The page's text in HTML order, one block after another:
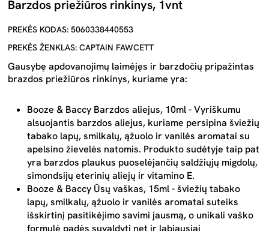
Barzdos priežiūros rinkinys, 1vnt
PREKĖS KODAS: 5060338440553
PREKĖS ŽENKLAS: CAPTAIN FAWCETT
Gausybę apdovanojimų laimėjęs ir barzdočių pripažintas
brazdos priežiūros rinkinys, kuriame yra:
Booze & Baccy Barzdos aliejus, 10ml - Vyriškumu
alsuojantis barzdos aliejus, kuriame persipina šviežių
tabako lapų, smilkalų, ąžuolo ir vanilės aromatai su
apelsino žievelės natomis. Produkto sudėtyje taip pat
yra barzdos plaukus puoselėjančių saldžiųjų migdolų,
simondsijų eterinių aliejų ir vitamino E.
Booze & Baccy Ūsų vaškas, 15ml - šviežių tabako
lapų, smilkalų, ąžuolo ir vanilės aromatai suteiks
išskirtinį pasitikėjimo savimi jausmą, o unikali vaško
formulė padės suvaldyti net ir labiausiai